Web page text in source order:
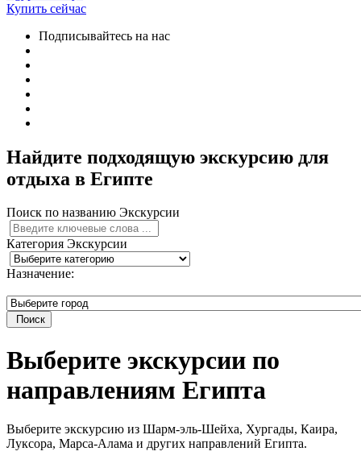
Купить сейчас
Подписывайтесь на нас
Найдите подходящую экскурсию для
отдыха в Египте
Поиск по названию Экскурсии
Категория Экскурсии
Назначение:
Поиск
Выберите экскурсии по
направлениям Египта
Выберите экскурсию из Шарм-эль-Шейха, Хургады, Каира,
Луксора, Марса-Алама и других направлений Египта.